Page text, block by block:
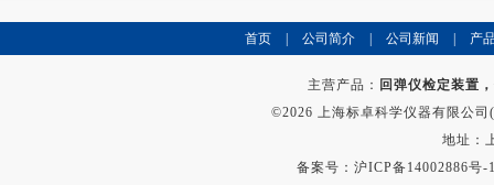
首页 公司简介 公司新闻 产
主营产品： 回弹仪检定装置
©2026 上海标卓科学仪器有限公
地址：
备案号：沪ICP备14002886号-